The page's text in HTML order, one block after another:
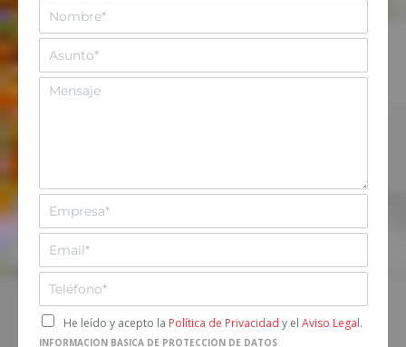
N
m
r
A
u
M
e
E
m
p
e
a
*
E
m
a
l
*
T
l
e
C
a
He leído y acepto la Política de Privacidad y el Aviso Legal.
INFORMACIÓN BÁSICA DE PROTECCIÓN DE DATOS